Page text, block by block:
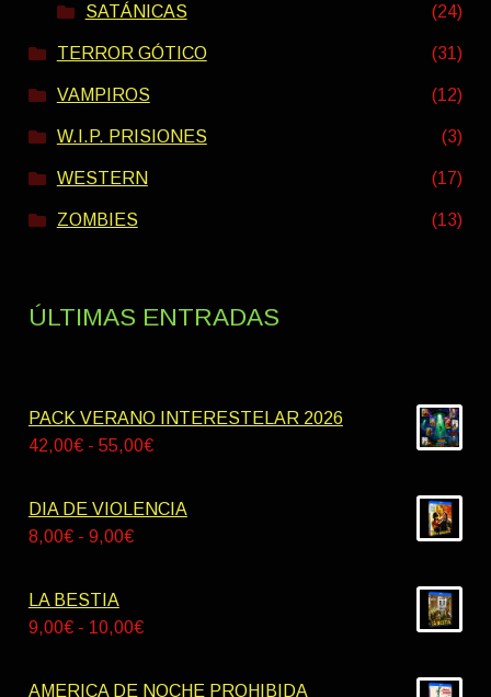
SATÁNICAS (24)
TERROR GÓTICO (31)
VAMPIROS (12)
W.I.P. PRISIONES (3)
WESTERN (17)
ZOMBIES (13)
ÚLTIMAS ENTRADAS
PACK VERANO INTERESTELAR 2026
42,00€ - 55,00€Rango
precios:
DIA DE VIOLENCIA
8,00€ - 9,00€Rango
desde
LA BESTIA
9,00€ - 10,00€Rango
precios:
AMERICA DE NOCHE PROHIBIDA